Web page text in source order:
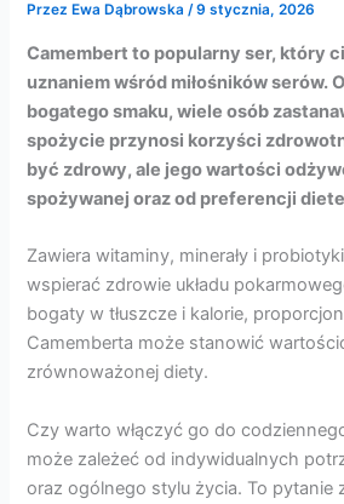
Przez Ewa Dąbrowska/9 stycznia, 2026
Camembert to popularny ser, który
uznaniem wśród miłośników serów.
bogatego smaku, wiele osób
spożycie przynosi korzyści
być zdrowy, ale jego wartości
spożywanej oraz od preferencji
Zawiera witaminy, minerały i
wspierać zdrowie układu
bogaty w tłuszcze i kalorie,
Camemberta może stanowić
zrównoważonej diety.
Czy warto włączyć go do
może zależeć od indywidualnych
oraz ogólnego stylu życia. To pytanie